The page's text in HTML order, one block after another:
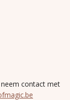
contact met